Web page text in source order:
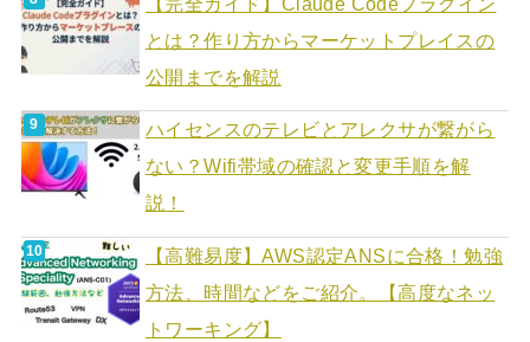
とは？作り方からマーケットプレイスの
公開までを解説
ハイセンスのテレビとアレクサが繋がら
ない？Wifi帯域の確認と変更手順を解
説！
【高難易度】AWS認定ANSに合格！勉強
方法、時間などをご紹介。【高度なネッ
トワーキング】